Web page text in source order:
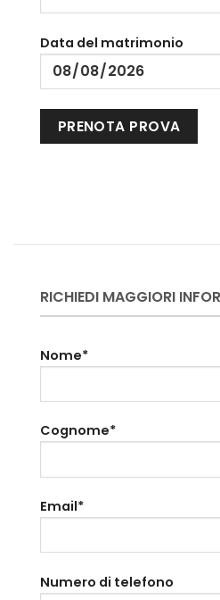
Data del matrimonio
RICHIEDI MAGGIORI
Nome*
Cognome*
Email*
Numero di telefono